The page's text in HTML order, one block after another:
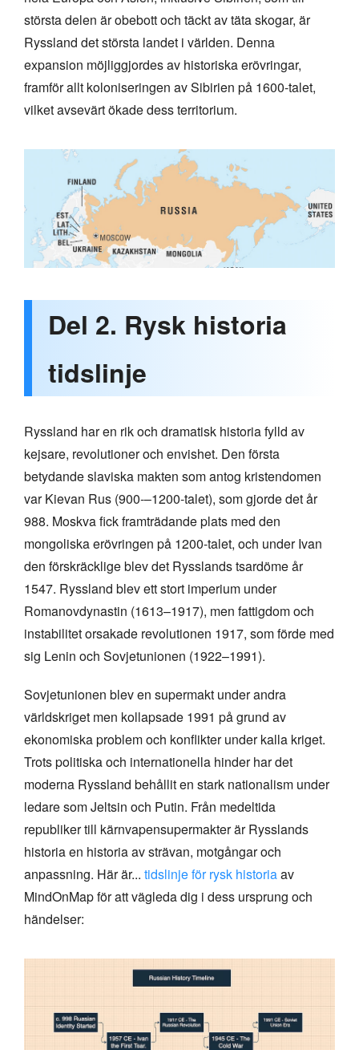
största delen är obebott och täckt av täta skogar, är
Ryssland det största landet i världen. Denna
expansion möjliggjordes av historiska erövringar,
framför allt koloniseringen av Sibirien på 1600-talet,
vilket avsevärt ökade dess territorium.
Del 2. Rysk historia
tidslinje
Ryssland har en rik och dramatisk historia fylld av
kejsare, revolutioner och envishet. Den första
betydande slaviska makten som antog kristendomen
var Kievan Rus (900-–1200-talet), som gjorde det år
988. Moskva fick framträdande plats med den
mongoliska erövringen på 1200-talet, och under Ivan
den förskräcklige blev det Rysslands tsardöme år
1547. Ryssland blev ett stort imperium under
Romanovdynastin (1613–1917), men fattigdom och
instabilitet orsakade revolutionen 1917, som förde med
sig Lenin och Sovjetunionen (1922–1991).
Sovjetunionen blev en supermakt under andra
världskriget men kollapsade 1991 på grund av
ekonomiska problem och konflikter under kalla kriget.
Trots politiska och internationella hinder har det
moderna Ryssland behållit en stark nationalism under
ledare som Jeltsin och Putin. Från medeltida
republiker till kärnvapensupermakter är Rysslands
historia en historia av strävan, motgångar och
anpassning. Här är... tidslinje för rysk historiaav
MindOnMap för att vägleda dig i dess ursprung och
händelser: